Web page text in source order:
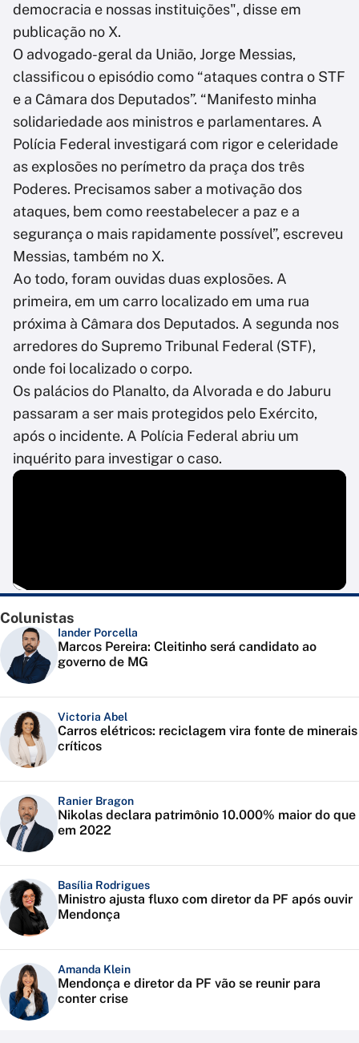
democracia e nossas instituições", disse em
publicação no X.
O advogado-geral da União, Jorge Messias,
classificou o episódio como “ataques contra o STF
e a Câmara dos Deputados”. “Manifesto minha
solidariedade aos ministros e parlamentares. A
Polícia Federal investigará com rigor e celeridade
as explosões no perímetro da praça dos três
Poderes. Precisamos saber a motivação dos
ataques, bem como reestabelecer a paz e a
segurança o mais rapidamente possível”, escreveu
Messias, também no X.
Ao todo, foram ouvidas duas explosões. A
primeira, em um carro localizado em uma rua
próxima à Câmara dos Deputados. A segunda nos
arredores do Supremo Tribunal Federal (STF),
onde foi localizado o corpo.
Os palácios do Planalto, da Alvorada e do Jaburu
passaram a ser mais protegidos pelo Exército,
após o incidente. A Polícia Federal abriu um
inquérito para investigar o caso.
Colunistas
Iander Porcella
Marcos Pereira: Cleitinho será candidato ao
governo de MG
Victoria Abel
Carros elétricos: reciclagem vira fonte de minerais
críticos
Ranier Bragon
Nikolas declara patrimônio 10.000% maior do que
em 2022
Basília Rodrigues
Ministro ajusta fluxo com diretor da PF após ouvir
Mendonça
Amanda Klein
Mendonça e diretor da PF vão se reunir para
conter crise